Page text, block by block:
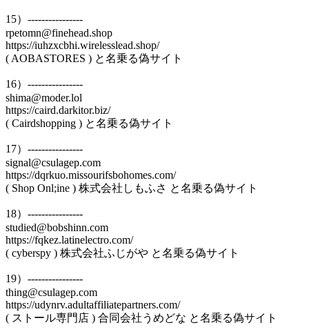
15）----------------
rpetomn@finehead.shop
https://iuhzxcbhi.wirelesslead.shop/
( AOBASTORES ) と名乗る偽サイト
16）----------------
shima@moder.lol
https://caird.darkitor.biz/
( Cairdshopping ) と名乗る偽サイト
17）----------------
signal@csulagep.com
https://dqrkuo.missourifsbohomes.com/
( Shop Onl;ine ) 株式会社しもふさ と名乗る偽サイト
18）----------------
studied@bobshinn.com
https://fqkez.latinelectro.com/
( cyberspy ) 株式会社ふじがや と名乗る偽サイト
19）----------------
thing@csulagep.com
https://udynrv.adultaffiliatepartners.com/
( ストール専門店 ) 合同会社うめどな と名乗る偽サイト